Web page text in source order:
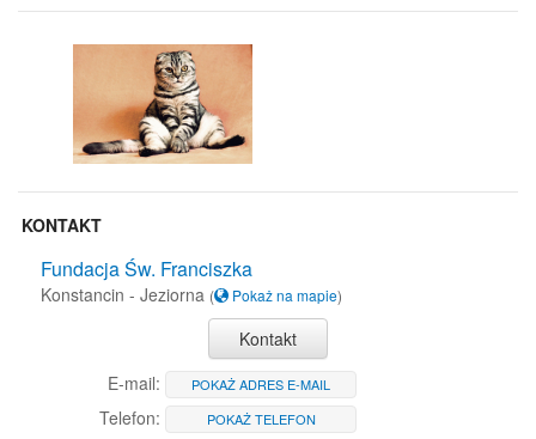
KONTAKT
Fundacja Św. Franciszka
Konstancin - Jeziorna ( Pokaż na mapie)
Kontakt
E-mail:
POKAŻ ADRES E-MAIL
Telefon: POKAŻ TELEFON